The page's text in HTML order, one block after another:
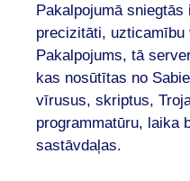
Pakalpojumā
precizitāti,
Pakalpojums, tā
kas nosūtītas no
vīrusus, skriptus,
programmatūru, laika
sastāvdaļas.